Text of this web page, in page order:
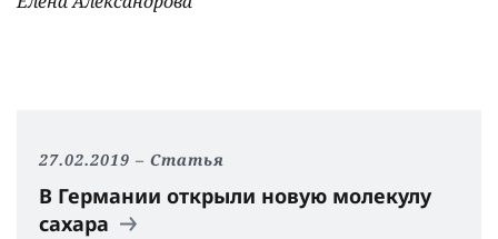
27.02.2019 Статья
В Германии открыли новую молекулу
сахара